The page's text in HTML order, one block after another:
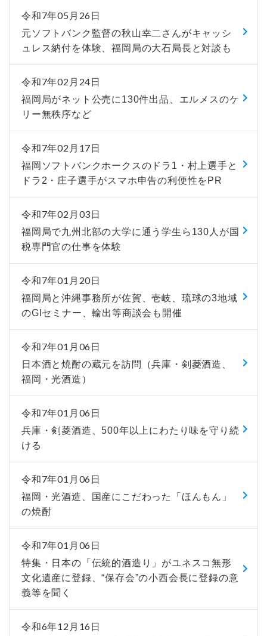
令和7年05月26日
元ソフトバンク監督の秋山幸二さんがキャッシ
ュレス納付を体験、福岡局の大石局長と対談も
令和7年02月24日
福岡局がネット公売に130件出品、エルメスのケ
リー無秩序など
令和7年02月17日
福岡ソフトバンクホークスのドラ1・村上選手と
ドラ2・庄子選手がスマホ申告の利便性をPR
令和7年02月03日
福岡局で九州北部の大学に通う学生ら130人が国
税専門官の仕事を体験
令和7年01月20日
福岡局と沖縄事務所が佐賀、壱岐、琉球の3地域
のGIセミナー、輸出等商談会も開催
令和7年01月06日
日本酒と焼酎の蔵元を訪問（兵庫・剣菱酒造、
福岡・光酒造）
令和7年01月06日
兵庫・剣菱酒造、500年以上にわたり味を守り続
ける
令和7年01月06日
福岡・光酒造、国産にこだわった「ほんもん」
の焼酎
令和7年01月06日
特集・日本の「伝統的酒造り」がユネスコ無形
文化遺産に登録、“保存会”の小西会長に登録の意
義等を聞く
令和6年12月16日